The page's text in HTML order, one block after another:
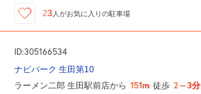
23 人がお気に入りの駐車場
ID:305166534
ナビパーク 生田第10
ラーメン二郎 生田駅前店から 151m 徒歩 2～3分